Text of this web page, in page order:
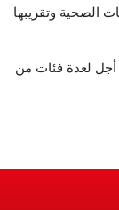
الصحية وتقريبها
والأداءات الضريبية.. 31 يوليوز 2026 آخر أجل لعدة فئات من